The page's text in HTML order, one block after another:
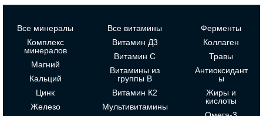
Все минералы
Комплекс
минералов
Магний
Кальций
Цинк
Железо
Все витамины
Витамин Д3
Витамин С
Витамины из
группы В
Витамин К2
Мультивитамины
Ферменты
Коллаген
Травы
Антиоксидант
ы
Жиры и
кислоты